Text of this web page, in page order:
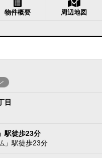
物件概要 周辺地図
目
駅徒歩23分
」駅徒歩23分